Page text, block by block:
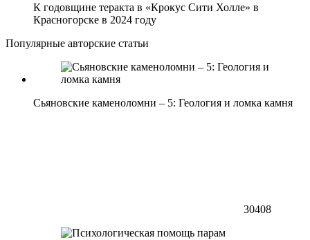
К годовщине теракта в «Крокус Сити Холле» в
Красногорске в 2024 году
Популярные авторские статьи
Сьяновские каменоломни – 5: Геология и ломка камня
30408